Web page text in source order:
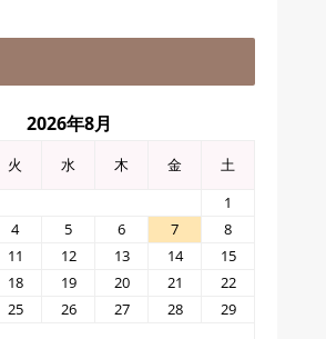
2026年8月
火 水 木 金
土
1
4 5 6 7
8
11 12 13 14
15
18 19 20 21
22
25 26 27 28
29